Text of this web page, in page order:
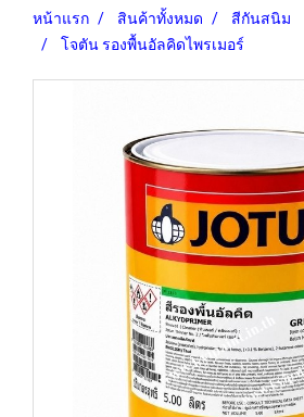
หน้าแรก สินค้าทั้งหมด
สีกันสนิม
โจตัน รองพื้นอัลคิดไพรเมอร์